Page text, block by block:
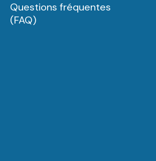
Questions fréquentes
(FAQ)